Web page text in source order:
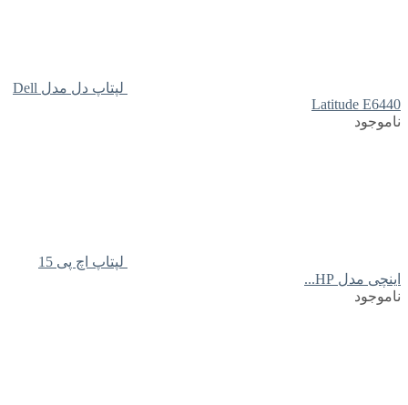
لپتاپ دل مدل Dell
Latitude E6440
ناموجود
لپتاپ اچ پی 15
اینچی مدل HP...
ناموجود